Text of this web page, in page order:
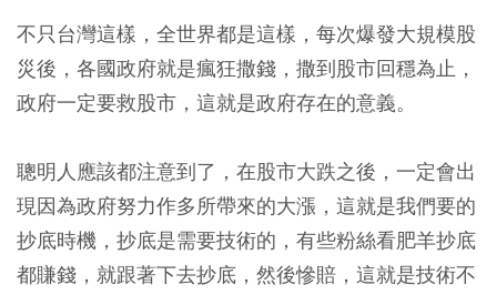
不只台灣這樣，全世界都是這樣，每次爆發大規模股
災後，各國政府就是瘋狂撒錢，撒到股市回穩為止，
政府一定要救股市，這就是政府存在的意義。
聰明人應該都注意到了，在股市大跌之後，一定會出
現因為政府努力作多所帶來的大漲，這就是我們要的
抄底時機，抄底是需要技術的，有些粉絲看肥羊抄底
都賺錢，就跟著下去抄底，然後慘賠，這就是技術不